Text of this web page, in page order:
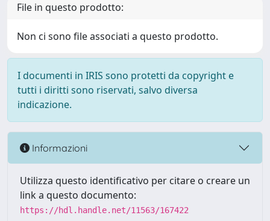
File in questo prodotto:
Non ci sono file associati a questo prodotto.
I documenti in IRIS sono protetti da copyright e
tutti i diritti sono riservati, salvo diversa
indicazione.
Informazioni
Utilizza questo identificativo per citare o creare un
link a questo documento:
https://hdl.handle.net/11563/167422